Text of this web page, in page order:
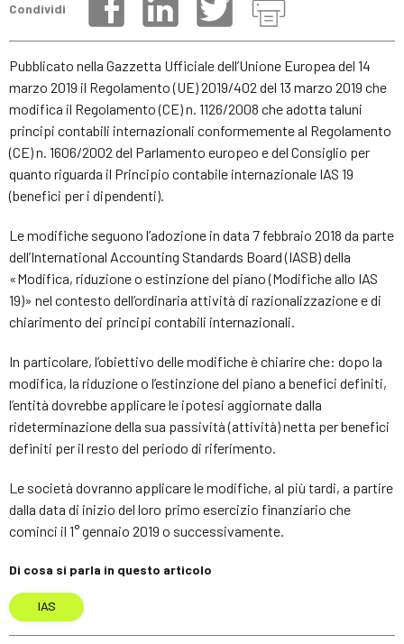
Condividi
Pubblicato nella Gazzetta Ufficiale dell’Unione Europea del 14
marzo 2019 il Regolamento (UE) 2019/402 del 13 marzo 2019 che
modifica il Regolamento (CE) n. 1126/2008 che adotta taluni
principi contabili internazionali conformemente al Regolamento
(CE) n. 1606/2002 del Parlamento europeo e del Consiglio per
quanto riguarda il Principio contabile internazionale IAS 19
(benefici per i dipendenti).
Le modifiche seguono l’adozione in data 7 febbraio 2018 da parte
dell’International Accounting Standards Board (IASB) della
«Modifica, riduzione o estinzione del piano (Modifiche allo IAS
19)» nel contesto dell’ordinaria attività di razionalizzazione e di
chiarimento dei principi contabili internazionali.
In particolare, l’obiettivo delle modifiche è chiarire che: dopo la
modifica, la riduzione o l’estinzione del piano a benefici definiti,
l’entità dovrebbe applicare le ipotesi aggiornate dalla
rideterminazione della sua passività (attività) netta per benefici
definiti per il resto del periodo di riferimento.
Le società dovranno applicare le modifiche, al più tardi, a partire
dalla data di inizio del loro primo esercizio finanziario che
cominci il 1° gennaio 2019 o successivamente.
Di cosa si parla in questo articolo
IAS